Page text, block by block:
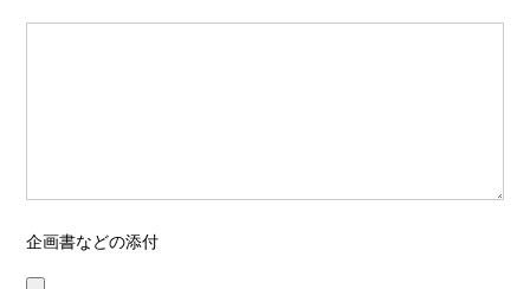
企画書などの添付